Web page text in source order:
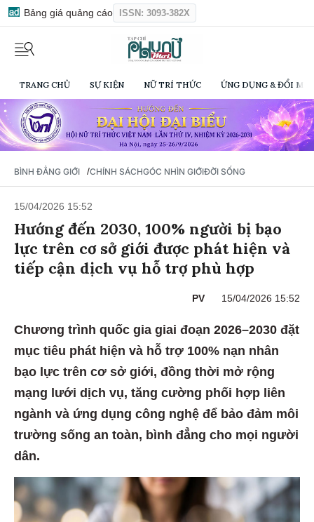
Bảng giá quảng cáo ISSN: 3093-382X
TRANG CHỦ SỰ KIỆN NỮ TRÍ THỨC ỨNG DỤNG & ĐỔI
BÌNH ĐẲNG GIỚI /CHÍNH SÁCHGÓC NHÌN GIỚIĐỜI SỐNG
15/04/2026 15:52
Hướng đến 2030, 100% người bị bạo
lực trên cơ sở giới được phát hiện và
tiếp cận dịch vụ hỗ trợ phù hợp
PV 15/04/2026 15:52
Chương trình quốc gia giai đoạn 2026–2030 đặt
mục tiêu phát hiện và hỗ trợ 100% nạn nhân
bạo lực trên cơ sở giới, đồng thời mở rộng
mạng lưới dịch vụ, tăng cường phối hợp liên
ngành và ứng dụng công nghệ để bảo đảm môi
trường sống an toàn, bình đẳng cho mọi người
dân.